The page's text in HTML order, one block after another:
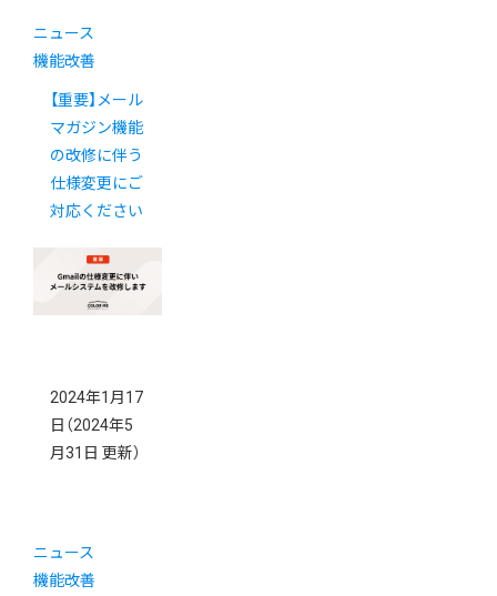
ニュース
機能改善
【重要】メール
マガジン機能
の改修に伴う
仕様変更にご
対応ください
2024年1月17
日 （2024年5
月31日 更新）
ニュース
機能改善